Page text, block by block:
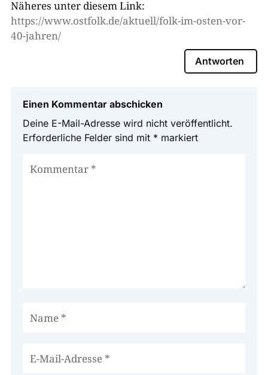
Näheres unter diesem Link:
https://www.ostfolk.de/aktuell/folk-im-osten-vor-
40-jahren/
Antworten
Einen Kommentar abschicken
Deine E-Mail-Adresse wird nicht veröffentlicht.
Erforderliche Felder sind mit * markiert